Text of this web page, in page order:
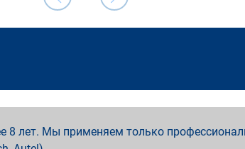
лет. Мы применяем только